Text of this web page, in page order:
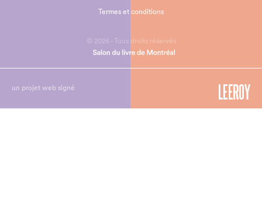
© 2026 - Tous droits réservés
Termes et conditions
un projet web signé